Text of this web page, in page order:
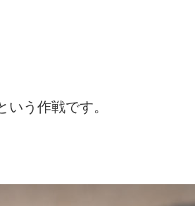
う作戦です。